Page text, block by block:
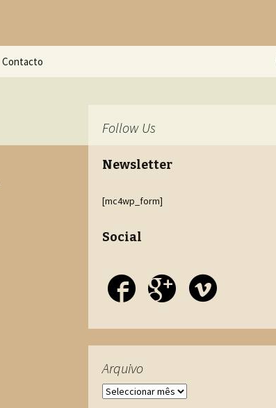
Contacto
Follow Us
Newsletter
[mc4wp_form]
Social
Arquivo